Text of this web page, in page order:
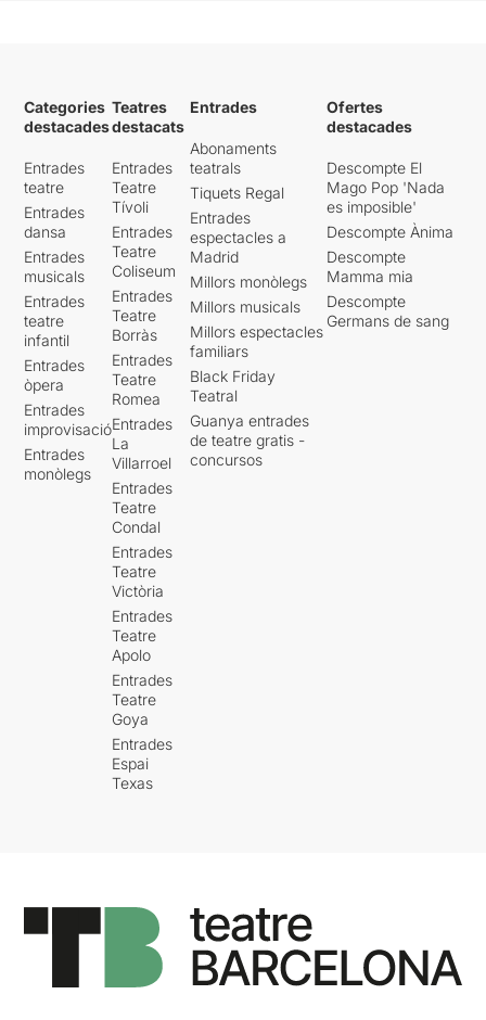
Categories
destacades
Entrades
teatre
Entrades
dansa
Entrades
musicals
Entrades
teatre
infantil
Entrades
òpera
Entrades
improvisació
Entrades
monòlegs
Teatres
destacats
Entrades
Teatre
Tívoli
Entrades
Teatre
Coliseum
Entrades
Teatre
Borràs
Entrades
Teatre
Romea
Entrades
La
Villarroel
Entrades
Teatre
Condal
Entrades
Teatre
Victòria
Entrades
Teatre
Apolo
Entrades
Teatre
Goya
Entrades
Espai
Texas
Entrades
Abonaments
teatrals
Tiquets Regal
Entrades
espectacles a
Madrid
Millors monòlegs
Millors musicals
Millors espectacles
familiars
Black Friday
Teatral
Guanya entrades
de teatre gratis -
concursos
Ofertes
destacades
Descompte El
Mago Pop 'Nada
es imposible'
Descompte Ànima
Descompte
Mamma mia
Descompte
Germans de sang